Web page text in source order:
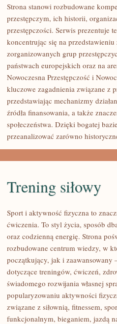
PYTANIA
CZYTELNIKÓW
Strona stanowi rozbudowane
przestępczym, ich historii,
przestępczości. Serwis prezentuje
koncentrując się na
zorganizowanych grup
państwach europejskich oraz na
Nowoczesna Przestępczość i
kluczowe zagadnienia związane z
przedstawiając mechanizmy
źródła finansowania, a także
społeczeństwa. Dzięki bogatej
przeanalizować zarówno
TRENING
SIŁOWY
Trening siłowy
Sport i aktywność fizyczna to
ćwiczenia. To styl życia, sposób
oraz codzienną energię. Strona
rozbudowane centrum wiedzy, w
początkujący, jak i zaawansowany
dotyczące treningów, ćwiczeń,
świadomego rozwijania własnej
popularyzowaniu aktywności
związane z siłownią, fitnessem,
funkcjonalnym, bieganiem, jazdą